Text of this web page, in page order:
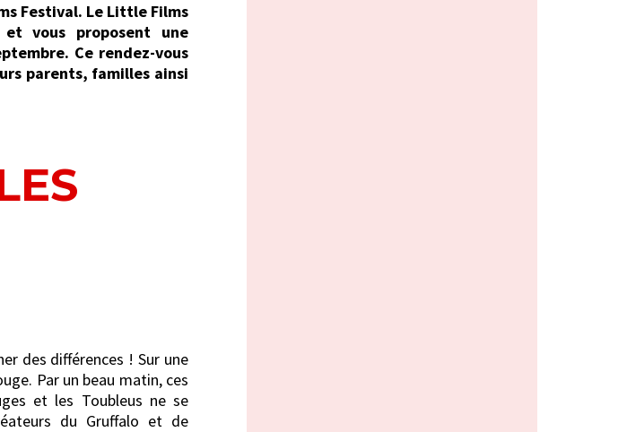
Festival. Le Little Films
vous proposent une
Ce rendez-vous
parents, familles ainsi
des différences ! Sur une
Par un beau matin, ces
et les Toubleus ne se
du Gruffalo et de